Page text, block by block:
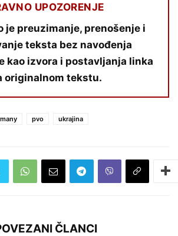
UPOZORENJE
je preuzimanje, prenošenje i
teksta bez navođenja
kao izvora i postavljanja linka
originalnom tekstu.
pvo ukrajina
ČLANCI